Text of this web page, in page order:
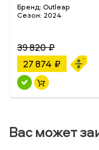
Бренд: Outleap
Сезон: 2024
39 820 ₽
27 874 ₽
Вас может